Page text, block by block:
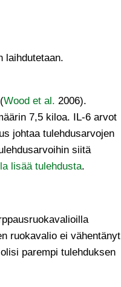
laihdutetaan.
Wood et al. 2006).
7,5 kiloa. IL-6 arvot
johtaa tulehdusarvojen
siitä
lisää tulehdusta.
ruokavalio ei vähentänyt
parempi tulehduksen